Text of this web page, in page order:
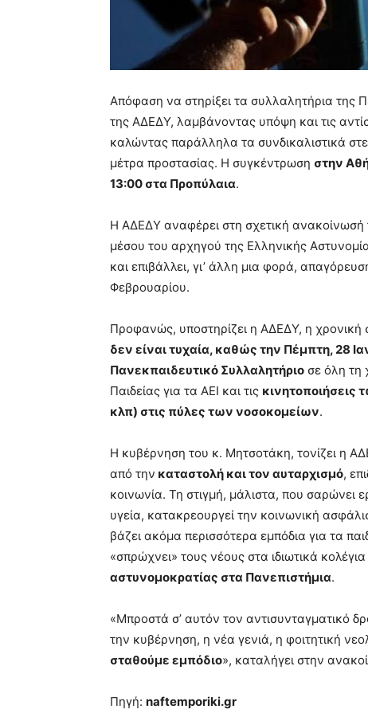
Απόφαση να στηρίξει τα συλλαλητήρια της
της ΑΔΕΔΥ, λαμβάνοντας υπόψη και τις
καλώντας παράλληλα τα συνδικαλιστικά
μέτρα προστασίας. Η συγκέντρωση στην
13:00 στα Προπύλαια.
Η ΑΔΕΔΥ αναφέρει στη σχετική ανακοίνωσή
μέσου του αρχηγού της Ελληνικής
και επιβάλλει, γι’ άλλη μια φορά,
Φεβρουαρίου.
Προφανώς, υποστηρίζει η ΑΔΕΔΥ, η χρονική
δεν είναι τυχαία, καθώς την Πέμπτη, 28
Πανεκπαιδευτικό Συλλαλητήριο σε όλη τη
Παιδείας για τα ΑΕΙ και τις κινητοποιήσεις
κλπ) στις πύλες των νοσοκομείων.
Η κυβέρνηση του κ. Μητσοτάκη, τονίζει η
από την καταστολή και τον αυταρχισμό,
κοινωνία. Τη στιγμή, μάλιστα, που σαρώνει
υγεία, κατακρεουργεί την κοινωνική
βάζει ακόμα περισσότερα εμπόδια για τα
«σπρώχνει» τους νέους στα ιδιωτικά
αστυνομοκρατίας στα Πανεπιστήμια.
«Μπροστά σ’ αυτόν τον αντισυνταγματικό
την κυβέρνηση, η νέα γενιά, η φοιτητική
σταθούμε εμπόδιο», καταλήγει στην
Πηγή: naftemporiki.gr